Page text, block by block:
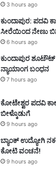
3 hours ago
ಕುಂದಾಪುರ: ಪದವಿ
ಸೀರೆಯಿಂದ ನೇಣು
6 hours ago
ಕುಂದಾಪುರ
ನ್ಯಾಯಾಂಗ ಬಂಧನ
7 hours ago
ಕೋಟೇಶ್ವರ ಪದವಿ
ಬೀಳ್ಕೊಡುಗೆ
9 hours ago
ಬ್ಯಾಂಕ್ ಉದ್ಯೋಗಿ
ಕೋಟಿ ವಂಚನೆ!
9 hours ago